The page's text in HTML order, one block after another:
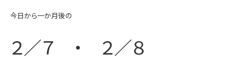
お得なお支払い
今日から一か月後の
２／７ ・ ２／８